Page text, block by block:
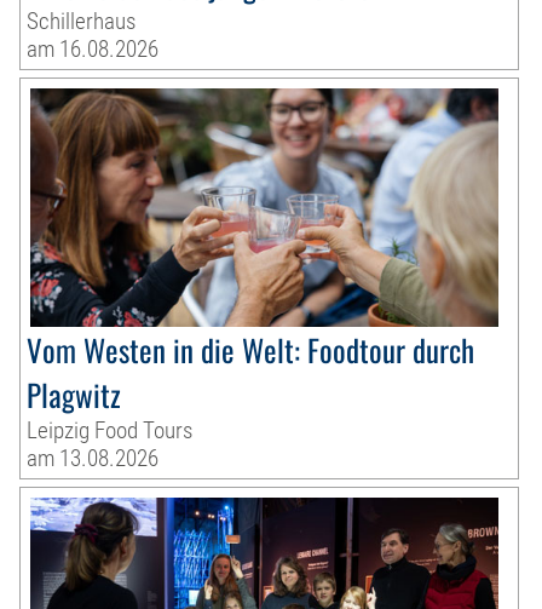
Schillerhaus
am 16.08.2026
Vom Westen in die Welt: Foodtour durch
Plagwitz
Leipzig Food Tours
am 13.08.2026